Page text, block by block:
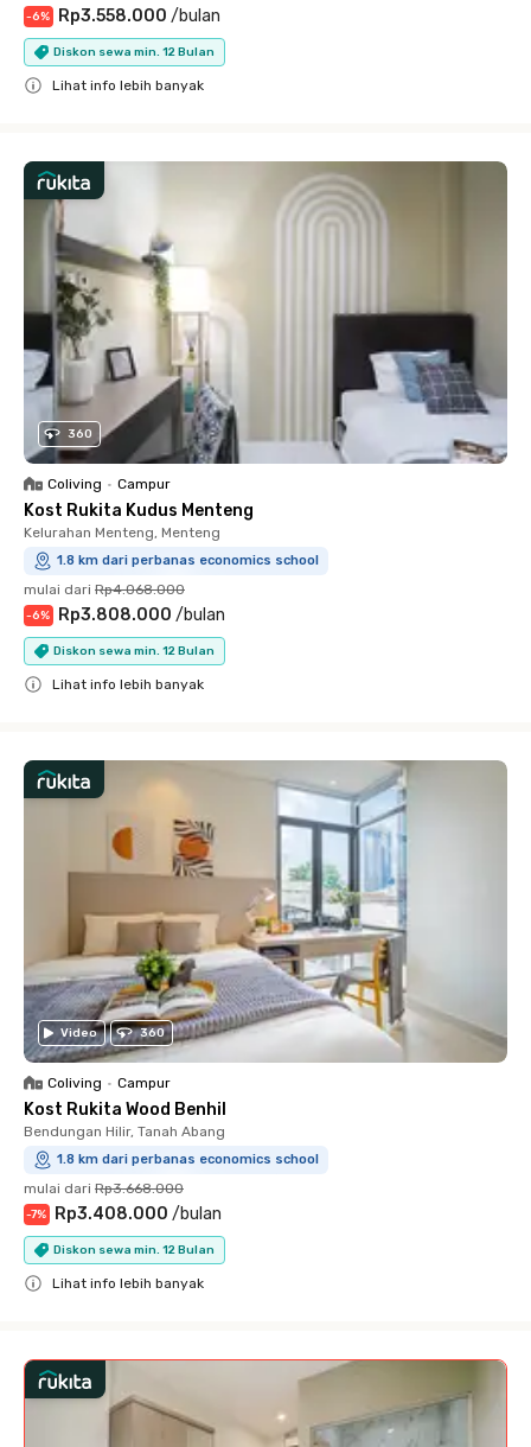
-6% Rp3.558.000 /bulan
Diskon sewa min. 12 Bulan
Lihat info lebih banyak
360
Coliving • Campur
Kost Rukita Kudus Menteng
Kelurahan Menteng, Menteng
1.8 km dari perbanas economics school
mulai dari Rp4.068.000
-6% Rp3.808.000 /bulan
Diskon sewa min. 12 Bulan
Lihat info lebih banyak
Video 360
Coliving • Campur
Kost Rukita Wood Benhil
Bendungan Hilir, Tanah Abang
1.8 km dari perbanas economics school
mulai dari Rp3.668.000
-7% Rp3.408.000 /bulan
Diskon sewa min. 12 Bulan
Lihat info lebih banyak